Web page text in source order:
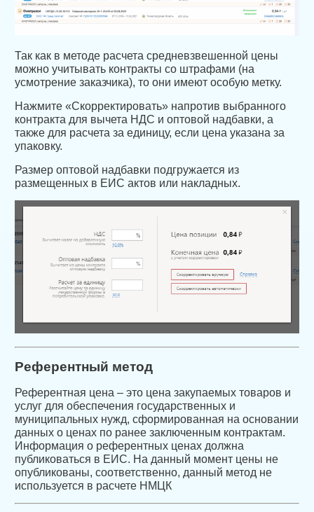
Так как в методе расчета средневзвешенной цены
можно учитывать контракты со штрафами (на
усмотрение заказчика), то они имеют особую метку.
Нажмите «Скорректировать» напротив выбранного
контракта для вычета НДС и оптовой надбавки, а
также для расчета за единицу, если цена указана за
упаковку.
Размер оптовой надбавки подгружается из
размещенных в ЕИС актов или накладных.
Референтный метод
Референтная цена – это цена закупаемых товаров и
услуг для обеспечения государственных и
муниципальных нужд, сформированная на основании
данных о ценах по ранее заключенным контрактам.
Информация о референтных ценах должна
публиковаться в ЕИС. На данный момент цены не
опубликованы, соответственно, данный метод не
используется в расчете НМЦК